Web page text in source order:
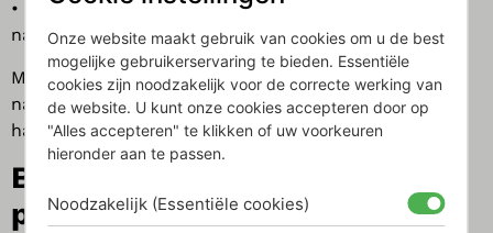
• De nieuwe satellite Nightingale
nachtegaal.
Met elk product van Relaxound haal je een stukje
natuur in huis en creëer je een sfeer van rust en
harmonie.
Bijdragen aan een betere
planeet – 1% for the Planet
Onze website maakt gebruik van cookies om u de best
mogelijke gebruikerservaring te bieden. Essentiële
cookies zijn noodzakelijk voor de correcte werking van
de website. U kunt onze cookies accepteren door op
"Alles accepteren" te klikken of uw voorkeuren
hieronder aan te passen.
Noodzakelijk (Essentiële cookies)